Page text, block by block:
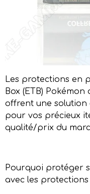
Les protections en
Box (ETB)
offrent une solution
pour vos précieux
qualité/prix du
Pourquoi protéger
avec les